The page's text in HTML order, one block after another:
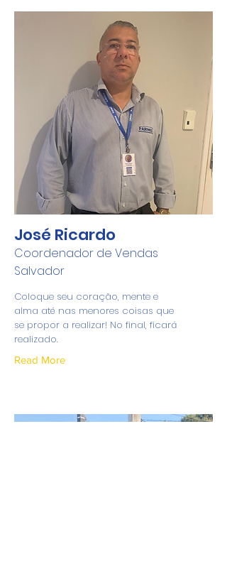
José Ricardo
Coordenador de Vendas
Salvador
Coloque seu coração, mente e
alma até nas menores coisas que
se propor a realizar! No final, ficará
realizado.
Read More